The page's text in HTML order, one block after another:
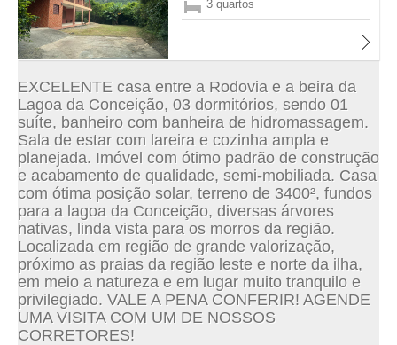
3 quartos
EXCELENTE casa entre a Rodovia e a beira da
Lagoa da Conceição, 03 dormitórios, sendo 01
suíte, banheiro com banheira de hidromassagem.
Sala de estar com lareira e cozinha ampla e
planejada. Imóvel com ótimo padrão de construção
e acabamento de qualidade, semi-mobiliada. Casa
com ótima posição solar, terreno de 3400², fundos
para a lagoa da Conceição, diversas árvores
nativas, linda vista para os morros da região.
Localizada em região de grande valorização,
próximo as praias da região leste e norte da ilha,
em meio a natureza e em lugar muito tranquilo e
privilegiado. VALE A PENA CONFERIR! AGENDE
UMA VISITA COM UM DE NOSSOS
CORRETORES!